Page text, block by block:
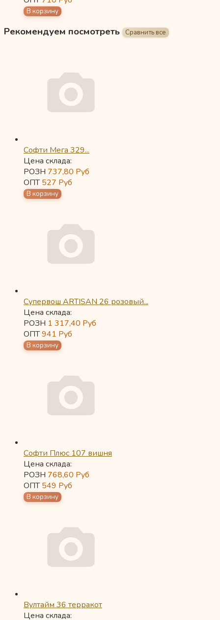
Рекомендуем посмотреть
Софти Мега 329...
Цена склада:
РОЗН 737,80 Руб
ОПТ527 Руб
Супервош ARTISAN 26 розовый...
Цена склада:
РОЗН 1 317,40 Руб
ОПТ941 Руб
Софти Плюс 107 вишня
Цена склада:
РОЗН 768,60 Руб
ОПТ549 Руб
Вултайм 36 терракот
Цена склада: